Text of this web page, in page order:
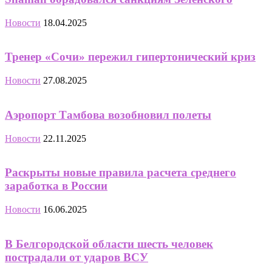
Новости 18.04.2025
Тренер «Сочи» пережил гипертонический криз
Новости 27.08.2025
Аэропорт Тамбова возобновил полеты
Новости 22.11.2025
Раскрыты новые правила расчета среднего
заработка в России
Новости 16.06.2025
В Белгородской области шесть человек
пострадали от ударов ВСУ